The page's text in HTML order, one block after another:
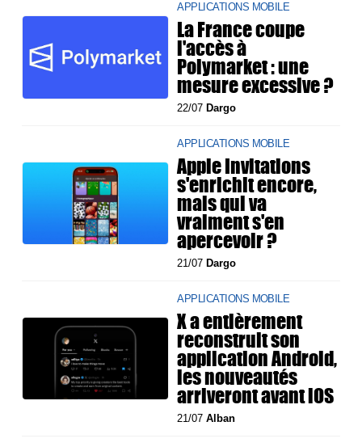
APPLICATIONS MOBILE
La France coupe
l'accès à
Polymarket : une
mesure excessive ?
22/07 Dargo
APPLICATIONS MOBILE
Apple Invitations
s'enrichit encore,
mais qui va
vraiment s'en
apercevoir ?
21/07 Dargo
APPLICATIONS MOBILE
X a entièrement
reconstruit son
application Android,
les nouveautés
arriveront avant iOS
21/07Alban